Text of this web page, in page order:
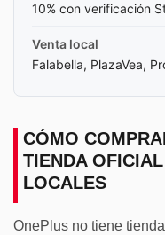
10% con verificación
Venta local
Falabella, PlazaVea,
CÓMO
TIENDA
LOCALES
OnePlus no tiene